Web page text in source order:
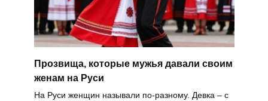
Прозвища, которые мужья давали своим
женам на Руси
На Руси женщин называли по-разному. Девка – с